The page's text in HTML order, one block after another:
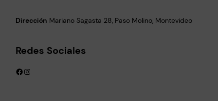
Dirección Mariano Sagasta 28, Paso Molino, Montevideo
Redes Sociales
Facebook Instagram